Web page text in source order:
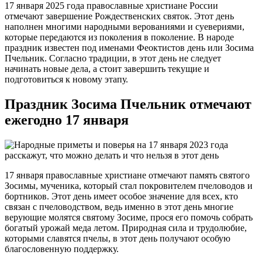
17 января 2025 года православные христиане России
отмечают завершение Рождественских святок. Этот день
наполнен многими народными верованиями и суевериями,
которые передаются из поколения в поколение. В народе
праздник известен под именами Феоктистов день или Зосима
Пчельник. Согласно традиции, в этот день не следует
начинать новые дела, а стоит завершить текущие и
подготовиться к новому этапу.
Праздник Зосима Пчельник отмечают
ежегодно 17 января
17 января православные христиане отмечают память святого
Зосимы, мученика, который стал покровителем пчеловодов и
бортников. Этот день имеет особое значение для всех, кто
связан с пчеловодством, ведь именно в этот день многие
верующие молятся святому Зосиме, прося его помочь собрать
богатый урожай меда летом. Природная сила и трудолюбие,
которыми славятся пчелы, в этот день получают особую
благословенную поддержку.